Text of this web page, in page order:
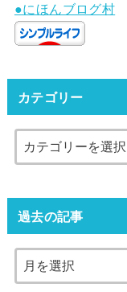
●にほんブログ村
カテゴリー
過去の記事